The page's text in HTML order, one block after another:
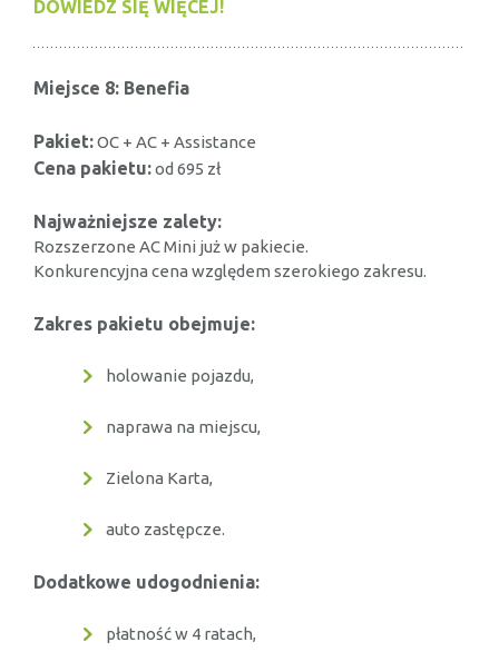
DOWIEDZ SIĘ WIĘCEJ!
Miejsce 8: Benefia
Pakiet:OC + AC + Assistance
Cena pakietu:od 695 zł
Najważniejsze zalety:
Rozszerzone AC Mini już w pakiecie.
Konkurencyjna cena względem szerokiego zakresu.
Zakres pakietu obejmuje:
holowanie pojazdu,
naprawa na miejscu,
Zielona Karta,
auto zastępcze.
Dodatkowe udogodnienia:
płatność w 4 ratach,